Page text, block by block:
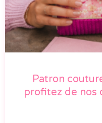
Patron
profitez de nos